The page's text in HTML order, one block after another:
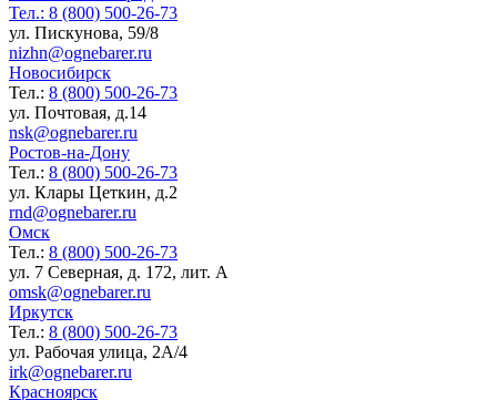
Тел.: 8 (800) 500-26-73
ул. Пискунова, 59/8
nizhn@ognebarer.ru
Новосибирск
Тел.: 8 (800) 500-26-73
ул. Почтовая, д.14
nsk@ognebarer.ru
Ростов-на-Дону
Тел.: 8 (800) 500-26-73
ул. Клары Цеткин, д.2
rnd@ognebarer.ru
Омск
Тел.: 8 (800) 500-26-73
ул. 7 Северная, д. 172, лит. А
omsk@ognebarer.ru
Иркутск
Тел.: 8 (800) 500-26-73
ул. Рабочая улица, 2А/4
irk@ognebarer.ru
Красноярск